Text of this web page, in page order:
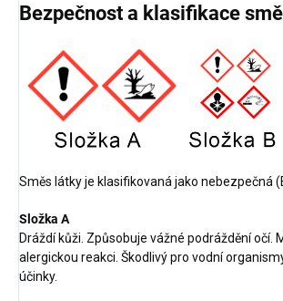
Bezpečnost a klasifikace
Směs látky je klasifikovaná jako nebezpečná
Složka A
Dráždí kůži. Způsobuje vážné podráždění očí.
alergickou reakci. Škodlivý pro vodní
účinky.